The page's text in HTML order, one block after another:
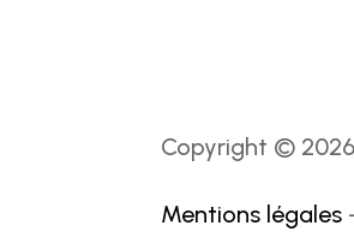
Copyright © 2026
Mentions légales